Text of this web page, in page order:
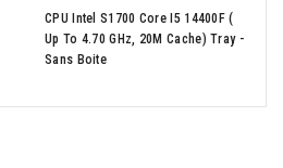
CPU Intel S1700 Core I5 14400F (
Up To 4.70 GHz, 20M Cache) Tray -
Sans Boite